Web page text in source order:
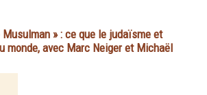
» : ce que le judaïsme et
monde, avec Marc Neiger et Michaël